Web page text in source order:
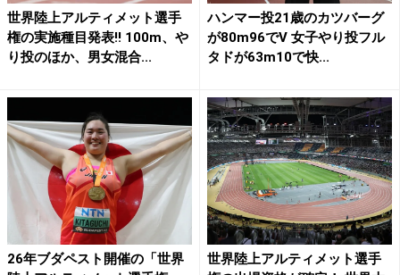
世界陸上アルティメット選手
権の実施種目発表!! 100m、や
り投のほか、男女混合...
ハンマー投21歳のカツバーグ
が80m96でV 女子やり投フル
タドが63m10で快...
26年ブダペスト開催の「世界
世界陸上アルティメット選手